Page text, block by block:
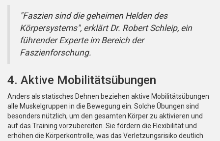
"Faszien sind die geheimen Helden des
Körpersystems", erklärt Dr. Robert Schleip, ein
führender Experte im Bereich der
Faszienforschung.
4. Aktive Mobilitätsübungen
Anders als statisches Dehnen beziehen aktive Mobilitätsübungen
alle Muskelgruppen in die Bewegung ein. Solche Übungen sind
besonders nützlich, um den gesamten Körper zu aktivieren und
auf das Training vorzubereiten. Sie fördern die Flexibilität und
erhöhen die Körperkontrolle, was das Verletzungsrisiko deutlich